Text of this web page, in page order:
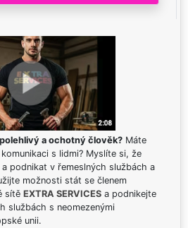
a ochotný člověk? Máte
s lidmi? Myslíte si, že
podnikat v řemeslných službách a
možnosti stát se členem
sítě EXTRA SERVICES a podnikejte
službách s neomezenými
unii.